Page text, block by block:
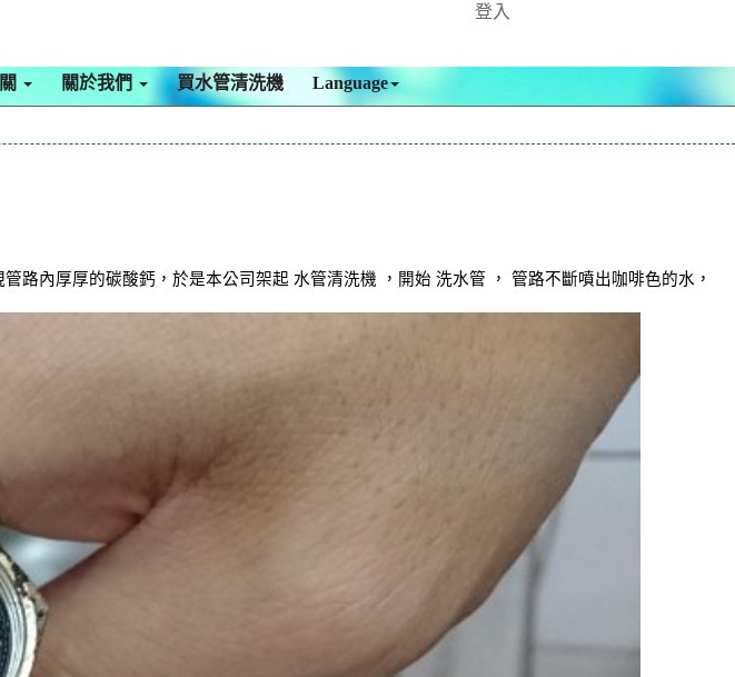
登入
關於我們 買水管清洗機 Language
內厚厚的碳酸鈣，於是本公司架起 水管清洗機 ，開始 洗水管 ， 管路不斷噴出咖啡色的水，